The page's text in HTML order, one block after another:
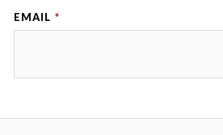
EMAIL *